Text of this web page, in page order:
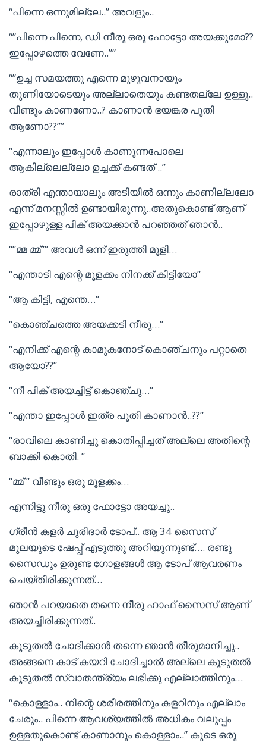
“പിന്നെ ഒന്നുമില്ലേ..” അവളും..
“”പിന്നെ പിന്നെ, ഡി നീരു ഒരു ഫോട്ടോ അയക്കുമോ??
ഇപ്പോഴത്തെ വേണേ..””
“”ഉച്ച സമയത്തു എന്നെ മുഴുവനായും
തുണിയോടെയും അല്ലാതെയും കണ്ടതല്ലേ ഉള്ളൂ..
വീണ്ടും കാണണോ..? കാണാൻ ഭയങ്കര പൂതി
ആണോ??””
“എന്നാലും ഇപ്പോൾ കാണുന്നപോലെ
ആകില്ലെല്ലോ ഉച്ചക്ക് കണ്ടത് ..”
രാത്രി എന്തായാലും അടിയിൽ ഒന്നും കാണില്ലലോ
എന്ന് മനസ്സിൽ ഉണ്ടായിരുന്നു..അതുകൊണ്ട് ആണ്
ഇപ്പോഴുള്ള പിക് അയക്കാൻ പറഞ്ഞത് ഞാൻ..
“”മ്മ മ്മ്”” അവൾ ഒന്ന് ഇരുത്തി മൂളി…
“എന്താടി എന്റെ മൂളക്കം നിനക്ക് കിട്ടിയോ”
“ആ കിട്ടി, എന്തെ…”
“കൊഞ്ചത്തെ അയക്കടി നീരു…”
“എനിക്ക് എന്റെ കാമുകനോട് കൊഞ്ചനും പറ്റാതെ
ആയോ??”
“നീ പിക് അയച്ചിട്ട് കൊഞ്ചു…”
“എന്താ ഇപ്പോൾ ഇത്ര പൂതി കാണാൻ..??”
“രാവിലെ കാണിച്ചു കൊതിപ്പിച്ചത് അല്ലെ അതിന്റെ
ബാക്കി കൊതി. ”
“മ്മ് ” വീണ്ടും ഒരു മൂളക്കം…
എന്നിട്ടു നീരു ഒരു ഫോട്ടോ അയച്ചു..
ഗ്രീൻ കളർ ചുരിദാർ ടോപ്.. ആ 34 സൈസ്
മുലയുടെ ഷേപ്പ് എടുത്തു അറിയുന്നുണ്ട്…. രണ്ടു
സൈഡും ഉരുണ്ട ഗോളങ്ങൾ ആ ടോപ് ആവരണം
ചെയ്തിരിക്കുന്നത്…
ഞാൻ പറയാതെ തന്നെ നീരു ഹാഫ് സൈസ് ആണ്
അയച്ചിരിക്കുന്നത്..
കൂടുതൽ ചോദിക്കാൻ തന്നെ ഞാൻ തീരുമാനിച്ചു..
അങ്ങനെ കാട് കയറി ചോദിച്ചാൽ അല്ലെ കൂടുതൽ
കൂടുതൽ സ്വാതന്ത്ര്യം ലഭിക്കു എല്ലാത്തിനും…
“കൊള്ളാം.. നിന്റെ ശരീരത്തിനും കളറിനും എല്ലാം
ചേരും.. പിന്നെ ആവശ്യത്തിൽ അധികം വലുപ്പം
ഉള്ളതുകൊണ്ട് കാണാനും കൊള്ളാം..” കൂടെ ഒരു